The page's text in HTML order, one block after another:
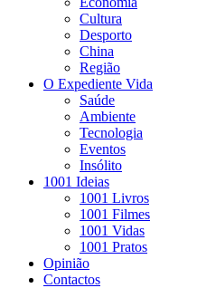
Cultura
Desporto
China
Região
O Expediente Vida
Saúde
Ambiente
Tecnologia
Eventos
Insólito
1001 Ideias
1001 Livros
1001 Filmes
1001 Vidas
1001 Pratos
Opinião
Contactos